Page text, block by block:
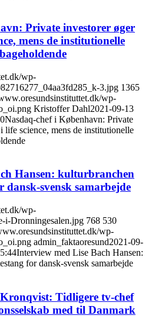
Private investorer øger
mens de institutionelle
wp-
3.jpg 1365
wp-
Kristoffer Dahl2021-09-13
Nasdaq-chef i København: Private
life science, mens de institutionelle
Hansen: kulturbranchen
svensk samarbejde
wp-
i-Dronningesalen.jpg 768 530
wp-
admin_faktaoresund2021-09-
Interview med Lise Bach Hansen:
for dansk-svensk samarbejde
Tidligere tv-chef
med til Danmark